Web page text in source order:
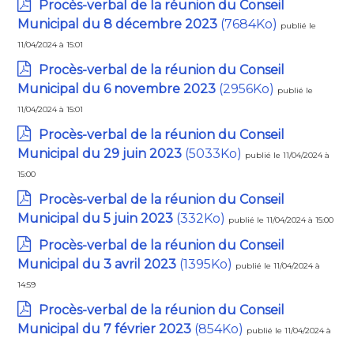
Procès-verbal de la réunion du Conseil
Municipal du 8 décembre 2023 (7684Ko) publié le
11/04/2024 à 15:01
Procès-verbal de la réunion du Conseil
Municipal du 6 novembre 2023 (2956Ko) publié le
11/04/2024 à 15:01
Procès-verbal de la réunion du Conseil
Municipal du 29 juin 2023 (5033Ko) publié le 11/04/2024 à
15:00
Procès-verbal de la réunion du Conseil
Municipal du 5 juin 2023 (332Ko) publié le 11/04/2024 à 15:00
Procès-verbal de la réunion du Conseil
Municipal du 3 avril 2023 (1395Ko) publié le 11/04/2024 à
14:59
Procès-verbal de la réunion du Conseil
Municipal du 7 février 2023 (854Ko) publié le 11/04/2024 à